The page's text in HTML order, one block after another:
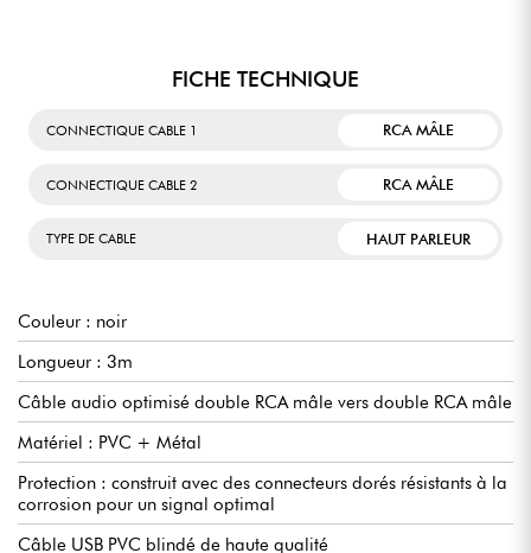
FICHE TECHNIQUE
CONNECTIQUE CABLE 1 RCA MÂLE
CONNECTIQUE CABLE 2 RCA MÂLE
TYPE DE CABLE HAUT PARLEUR
Couleur : noir
Longueur : 3m
Câble audio optimisé double RCA mâle vers double RCA mâle
Matériel : PVC + Métal
Protection : construit avec des connecteurs dorés résistants à la
corrosion pour un signal optimal
Câble USB PVC blindé de haute qualité